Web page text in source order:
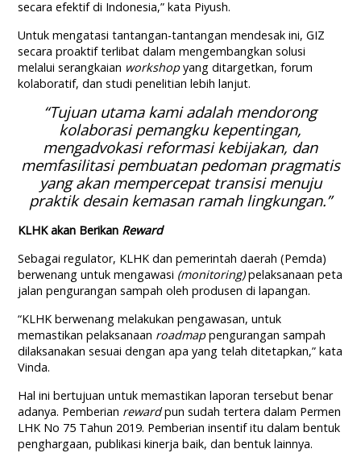
secara efektif di Indonesia,” kata Piyush.
Untuk mengatasi tantangan-tantangan mendesak ini, GIZ
secara proaktif terlibat dalam mengembangkan solusi
melalui serangkaian workshopyang ditargetkan, forum
kolaboratif, dan studi penelitian lebih lanjut.
“Tujuan utama kami adalah mendorong
kolaborasi pemangku kepentingan,
mengadvokasi reformasi kebijakan, dan
memfasilitasi pembuatan pedoman pragmatis
yang akan mempercepat transisi menuju
praktik desain kemasan ramah lingkungan.”
KLHK akan Berikan Reward
Sebagai regulator, KLHK dan pemerintah daerah (Pemda)
berwenang untuk mengawasi (monitoring)pelaksanaan peta
jalan pengurangan sampah oleh produsen di lapangan.
“KLHK berwenang melakukan pengawasan, untuk
memastikan pelaksanaan roadmappengurangan sampah
dilaksanakan sesuai dengan apa yang telah ditetapkan,” kata
Vinda.
Hal ini bertujuan untuk memastikan laporan tersebut benar
adanya. Pemberian rewardpun sudah tertera dalam Permen
LHK No 75 Tahun 2019. Pemberian insentif itu dalam bentuk
penghargaan, publikasi kinerja baik, dan bentuk lainnya.